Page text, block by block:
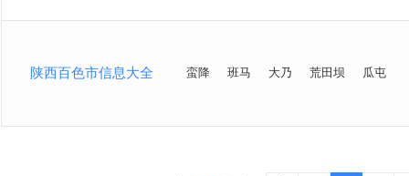
陕西百色市信息大全 蛮降 班马 大乃 荒田坝 瓜屯